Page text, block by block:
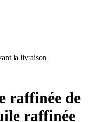
la livraison
raffinée de
raffinée